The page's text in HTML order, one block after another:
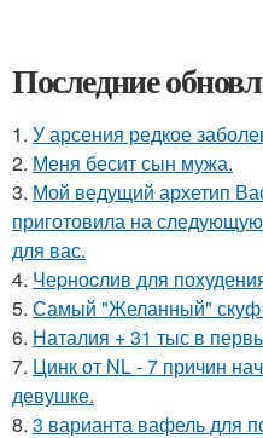
Последние
1. У арсения редкое
2. Меня бесит сын мужа.
3. Мой ведущий архетип
приготовила на
для вас.
4. Чеpноcлив для
5. Самый "Желанный" скуф
6. Наталия + 31 тыс в
7. Цинк от NL - 7 причин
девушке.
8. 3 варианта вафель для